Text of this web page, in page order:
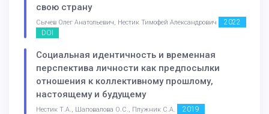
свою страну
Сычев Олег Анатольевич, Нестик Тимофей Александрович
2022
DOI
Социальная идентичность и временная
перспектива личности как предпосылки
отношения к коллективному прошлому,
настоящему и будущему
Нестик Т.А., Шаповалова О.С., Плужник С.А. 2019